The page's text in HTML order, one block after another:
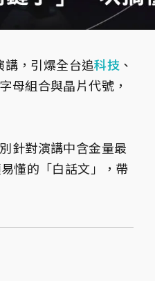
講，引爆全台追科技 、
母組合與晶片代號，
針對演講中含金量最
懂的「白話文」，帶